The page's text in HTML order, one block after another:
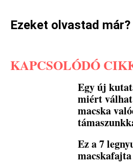
Ezeket olvastad már?
KAPCSOLÓDÓ
Egy új
miért
macska
Ez a 7